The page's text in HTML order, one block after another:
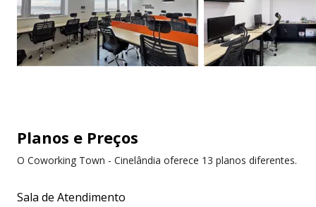
Nossa recepção está aberta de segunda a sexta de
9:00 as 18:00, agende agora mesmo a sua visita!
Planos e Preços
O Coworking Town - Cinelândia oferece 13 planos diferentes.
Sala de Atendimento